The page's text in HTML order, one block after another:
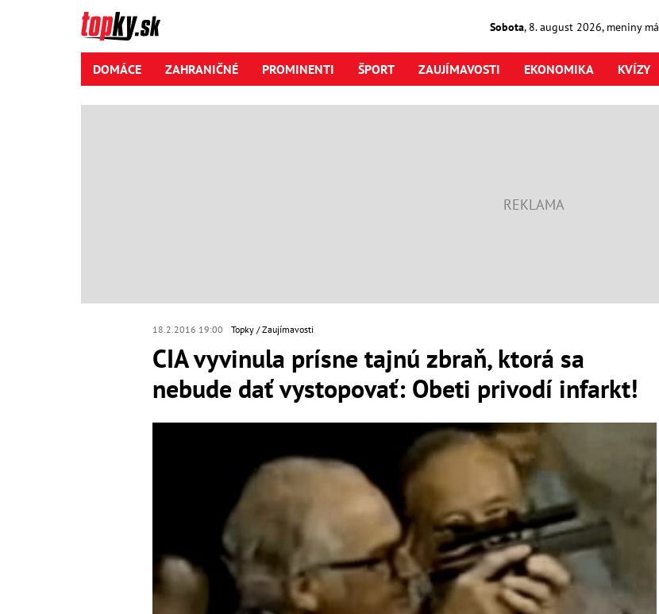
Sobota, 8. august2026, meniny má
DOMÁCE ZAHRANIČNÉ PROMINENTI ŠPORT ZAUJÍMAVOSTI EKONOMIKA KVÍZY
18.2.2016 19:00 Topky Zaujímavosti
CIA vyvinula prísne tajnú zbraň, ktorá sa
nebude dať vystopovať: Obeti privodí infarkt!